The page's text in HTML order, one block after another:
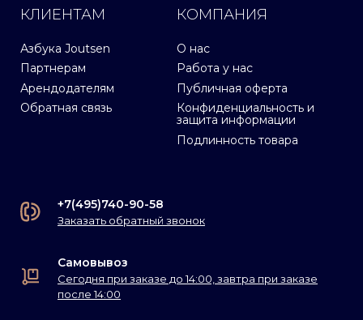
КЛИЕНТАМ
Азбука Joutsen
Партнерам
Арендодателям
Обратная связь
КОМПАНИЯ
О нас
Работа у нас
Публичная оферта
Конфиденциальность и
защита информации
Подлинность товара
+7(495)740-90-58
Заказать обратный звонок
Самовывоз
Сегодня при заказе до 14:00, завтра при заказе
после 14:00